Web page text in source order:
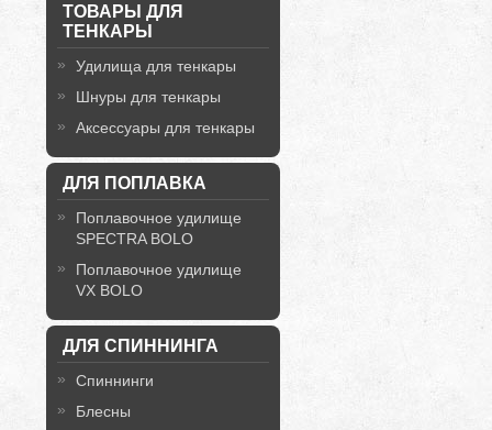
ТОВАРЫ ДЛЯ
ТЕНКАРЫ
Удилища для тенкары
Шнуры для тенкары
Аксессуары для тенкары
ДЛЯ ПОПЛАВКА
Поплавочное удилище
SPECTRA BOLO
Поплавочное удилище
VX BOLO
ДЛЯ СПИННИНГА
Спиннинги
Блесны